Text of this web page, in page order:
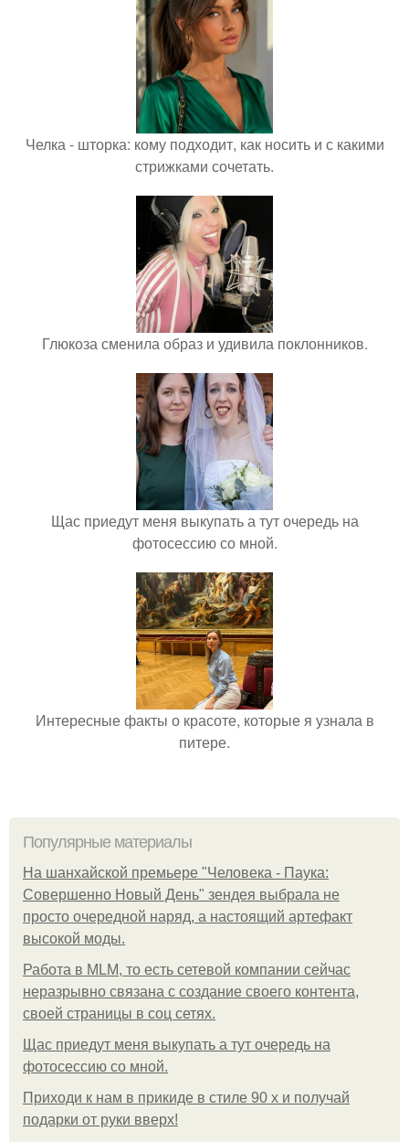
Челка - шторка: кому подходит, как носить и с какими
стрижками сочетать.
Глюкоза сменила образ и удивила поклонников.
Щас приедут меня выкупать а тут очередь на
фотосессию со мной.
Интересные факты о красоте, которые я узнала в
питере.
Популярные материалы
На шанхайской премьере "Человека - Паука:
Совершенно Новый День" зендея выбрала не
просто очередной наряд, а настоящий артефакт
высокой моды.
Работа в MLM, то есть сетевой компании сейчас
неразрывно связана с создание своего контента,
своей страницы в соц сетях.
Щас приедут меня выкупать а тут очередь на
фотосессию со мной.
Приходи к нам в прикиде в стиле 90 х и получай
подарки от руки вверх!